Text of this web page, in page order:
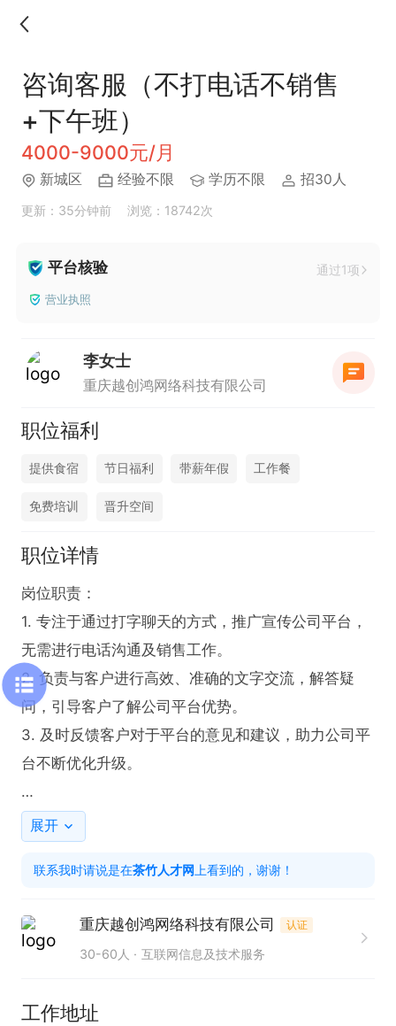
咨询客服（不打电话不销售
+下午班）
4000-9000元/月
新城区 经验不限 学历不限 招30人
更新：35分钟前 浏览：18742次
平台核验 通过1项
营业执照
李女士
重庆越创鸿网络科技有限公司
职位福利
提供食宿 节日福利 带薪年假 工作餐
免费培训 晋升空间
职位详情
岗位职责：
1. 专注于通过打字聊天的方式，推广宣传公司平台，
无需进行电话沟通及销售工作。
2. 负责与客户进行高效、准确的文字交流，解答疑
问，引导客户了解公司平台优势。
3. 及时反馈客户对于平台的意见和建议，助力公司平
台不断优化升级。
任职要求：
1. 熟练掌握打字技能，能够快速、准确地进行文字输
入。
户问题。
3. 任职要求：招聘年龄要求：25以下
展开
联系我时请说是在茶竹人才网 上看到的，谢谢！
重庆越创鸿网络科技有限公司 认证
30-60人 互联网信息及技术服务
工作地址